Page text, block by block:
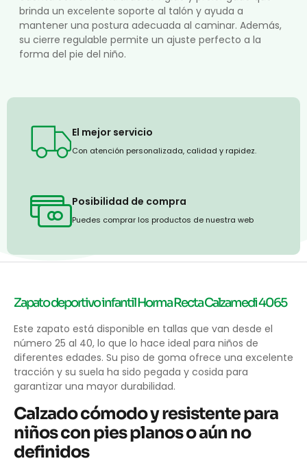
brinda un excelente soporte al talón y ayuda a
mantener una postura adecuada al caminar. Además,
su cierre regulable permite un ajuste perfecto a la
forma del pie del niño.
El mejor servicio
Con atención personalizada, calidad y rapidez.
Posibilidad de compra
Puedes comprar los productos de nuestra web
Zapato deportivo infantil Horma Recta Calzamedi 4065
Este zapato está disponible en tallas que van desde el
número 25 al 40, lo que lo hace ideal para niños de
diferentes edades. Su piso de goma ofrece una excelente
tracción y su suela ha sido pegada y cosida para
garantizar una mayor durabilidad.
Calzado cómodo y resistente para
niños con pies planos o aún no
definidos